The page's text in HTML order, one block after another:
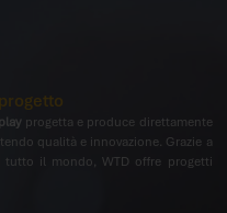
progetta e produce direttamente
qualità e innovazione. Grazie a
il mondo, WTD offre progetti